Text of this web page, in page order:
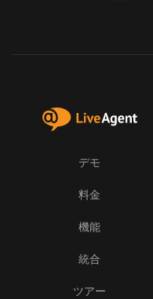
デモ
料金
機能
統合
ツアー